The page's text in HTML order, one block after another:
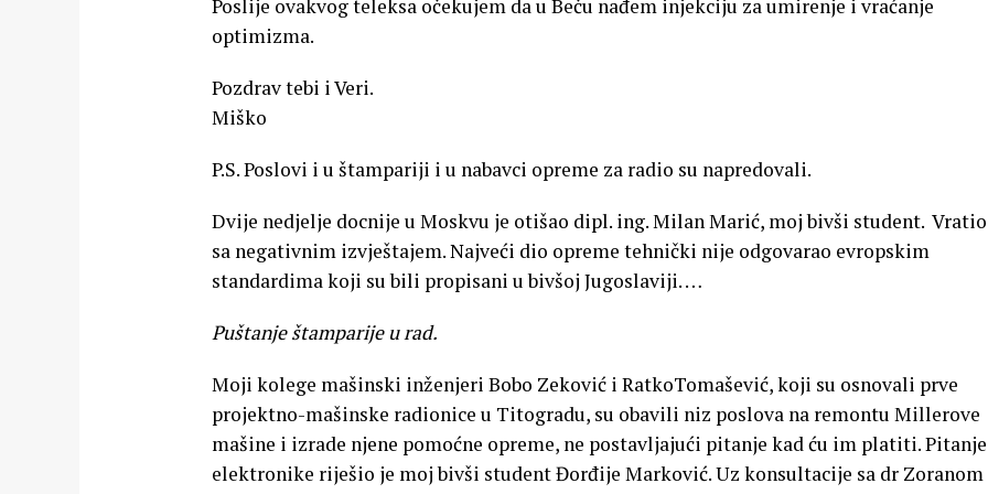
Poslije ovakvog teleksa očekujem da u Beču nađem injekciju za umirenje i vraćanje
optimizma.
Pozdrav tebi i Veri.
Miško
P.S. Poslovi i u štampariji i u nabavci opreme za radio su napredovali.
Dvije nedjelje docnije u Moskvu je otišao dipl. ing. Milan Marić, moj bivši student. Vratio
sa negativnim izvještajem. Najveći dio opreme tehnički nije odgovarao evropskim
standardima koji su bili propisani u bivšoj Jugoslaviji. …
Puštanje štamparije u rad.
Moji kolege mašinski inženjeri Bobo Zeković i RatkoTomašević, koji su osnovali prve
projektno-mašinske radionice u Titogradu, su obavili niz poslova na remontu Millerove
mašine i izrade njene pomoćne opreme, ne postavljajući pitanje kad ću im platiti. Pitanje
elektronike riješio je moj bivši student Đorđije Marković. Uz konsultacije sa dr Zoranom